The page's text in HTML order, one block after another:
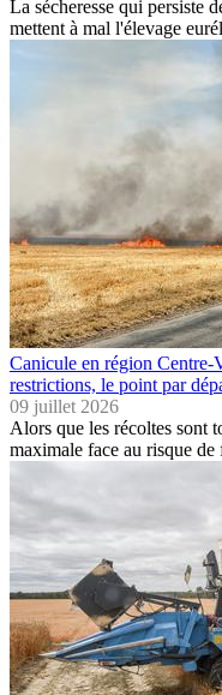
La sécheresse qui persiste
mettent à mal l'élevage
Canicule en région
restrictions, le point par
09 juillet 2026
Alors que les récoltes sont
maximale face au risque